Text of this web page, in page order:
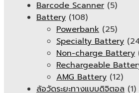
Barcode Scanner (5)
Battery (108)
Powerbank (25)
Specialty Battery
Non-charge Battery
Rechargeable
AMG Battery (12)
ล้อวัดระยะทางแบบดิจิตอล (1)